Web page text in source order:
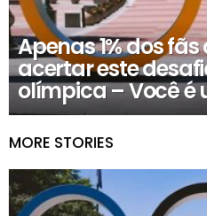
Apenas 1% dos
acertar este
olímpica – Você é
MORE STORIES